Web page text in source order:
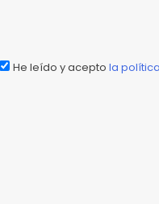
He leído y acepto la